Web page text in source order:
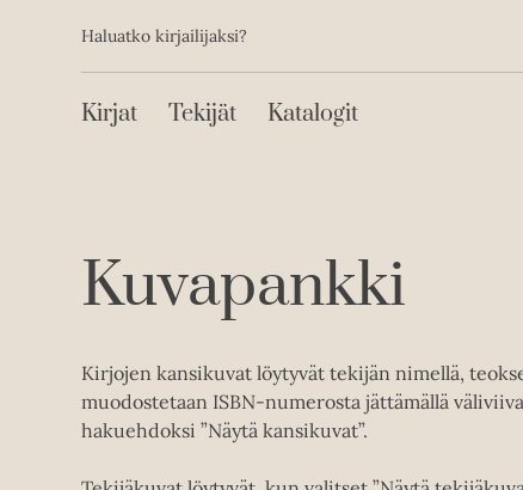
sisältöönToissijainen
Haluatko kirjailijaksi?
Päävalikko
Kirjat Tekijät Katalogit
Kuvapankki
Kirjojen kansikuvat löytyvät tekijän nimellä,
muodostetaan ISBN-numerosta jättämällä
hakuehdoksi ”Näytä kansikuvat”.